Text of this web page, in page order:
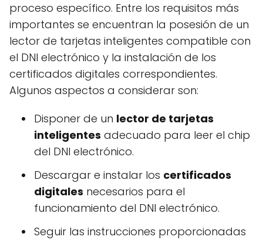
proceso específico. Entre los requisitos más
importantes se encuentran la posesión de un
lector de tarjetas inteligentes compatible con
el DNI electrónico y la instalación de los
certificados digitales correspondientes.
Algunos aspectos a considerar son:
Disponer de un lector de tarjetas
inteligentes adecuado para leer el chip
del DNI electrónico.
Descargar e instalar los certificados
digitales necesarios para el
funcionamiento del DNI electrónico.
Seguir las instrucciones proporcionadas